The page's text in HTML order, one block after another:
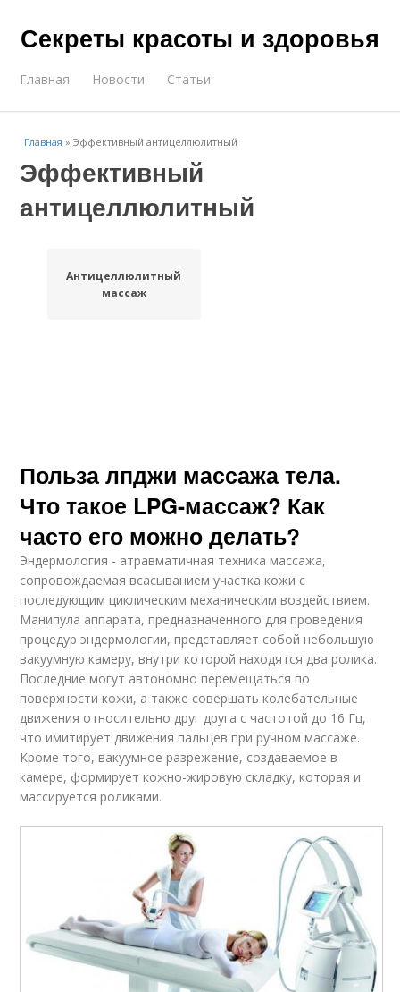
Секреты красоты и здоровья
Главная Новости Статьи
Главная »Эффективный антицеллюлитный
Эффективный
антицеллюлитный
Антицеллюлитный
массаж
Польза лпджи массажа тела.
Что такое LPG-массаж? Как
часто его можно делать?
Эндермология - атравматичная техника массажа,
сопровождаемая всасыванием участка кожи с
последующим циклическим механическим воздействием.
Манипула аппарата, предназначенного для проведения
процедур эндермологии, представляет собой небольшую
вакуумную камеру, внутри которой находятся два ролика.
Последние могут автономно перемещаться по
поверхности кожи, а также совершать колебательные
движения относительно друг друга с частотой до 16 Гц,
что имитирует движения пальцев при ручном массаже.
Кроме того, вакуумное разрежение, создаваемое в
камере, формирует кожно-жировую складку, которая и
массируется роликами.